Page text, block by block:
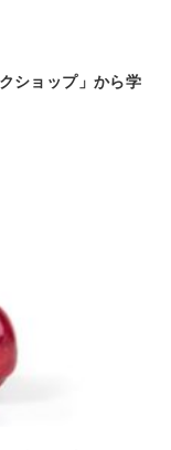
ショップ」から学